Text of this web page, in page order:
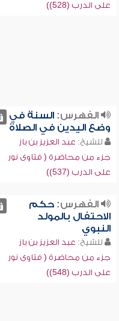
على الدرب (528))
الفهرس:السنة في
وضع اليدين في الصلاة
للشيخ: عبد العزيز بن باز
جزء من محاضرة ( فتاوى نور
على الدرب (537))
الفهرس:حكم
الاحتفال بالمولد
النبوي
للشيخ: عبد العزيز بن باز
جزء من محاضرة ( فتاوى نور
على الدرب (548))